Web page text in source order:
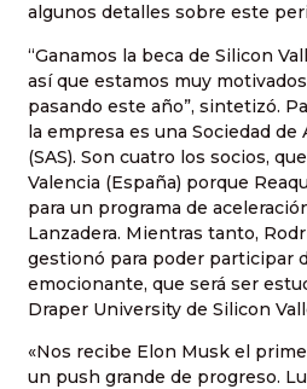
algunos detalles sobre este
“Ganamos la beca de Silicon
así que estamos muy
pasando este año”, sintetizó.
la empresa es una Sociedad de
(SAS). Son cuatro los socios,
Valencia (España) porque
para un programa de
Lanzadera. Mientras tanto,
gestionó para poder participar
emocionante, que será ser
Draper University de Silicon
«Nos recibe Elon Musk el
un push grande de progreso.